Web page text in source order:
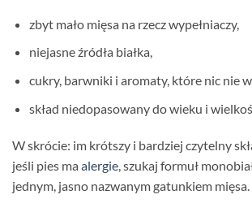
zbyt mało mięsa na rzecz wypełniaczy,
niejasne źródła białka,
cukry, barwniki i aromaty, które nic nie
skład niedopasowany do wieku i
W skrócie: im krótszy i bardziej czytelny
jeśli pies ma alergie, szukaj formuł
jednym, jasno nazwanym gatunkiem mięsa.